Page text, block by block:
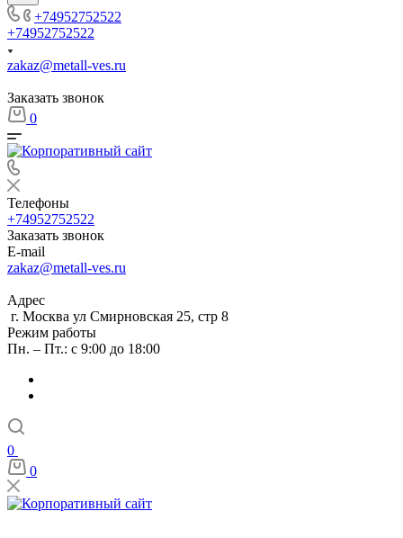
+74952752522
+74952752522
zakaz@metall-ves.ru
Заказать звонок
0
Телефоны
+74952752522
Заказать звонок
E-mail
zakaz@metall-ves.ru
Адрес
г. Москва ул Смирновская 25, стр 8
Режим работы
Пн. – Пт.: с 9:00 до 18:00
0
0